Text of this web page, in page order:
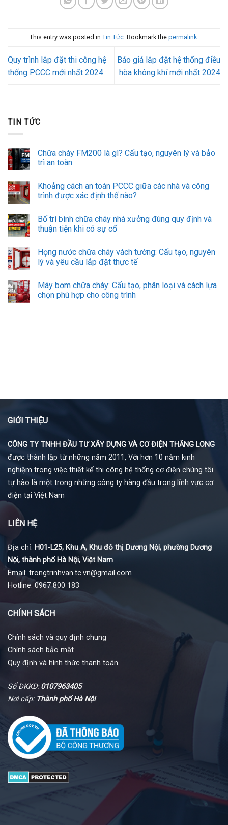
This entry was posted in Tin Tức . Bookmark the permalink
Quy trình lắp đặt thi công hệ
thống PCCC mới nhất 2024
Báo giá lắp đặt hệ thống điều
hòa không khí mới nhất 2024
TIN TỨC
Chữa cháy FM200 là gì? Cấu tạo, nguyên lý và bảo
trì an toàn
Khoảng cách an toàn PCCC giữa các nhà và công
trình được xác định thế nào?
Bố trí bình chữa cháy nhà xưởng đúng quy định và
thuận tiện khi có sự cố
Họng nước chữa cháy vách tường: Cấu tạo, nguyên
lý và yêu cầu lắp đặt thực tế
Máy bơm chữa cháy: Cấu tạo, phân loại và cách lựa
chọn phù hợp cho công trình
GIỚI THIỆU
CÔNG TY TNHH ĐẦU TƯ XÂY DỰNG VÀ CƠ ĐIỆN THĂNG LONG
được thành lập từ những năm 2011, Với hơn 10 năm kinh
nghiệm trong việc thiết kế thi công hệ thống cơ điện chúng tôi
tự hào là một trong những công ty hàng đầu trong lĩnh vực cơ
điện tại Việt Nam
LIÊN HỆ
Địa chỉ: H01-L25, Khu A, Khu đô thị Dương Nội, phường Dương
Nội, thành phố Hà Nội, Việt Nam
Email: trongtrinhvan.tc.vn@gmail.com
Hotline: 0967 800 183
CHÍNH SÁCH
Chính sách và quy định chung
Chính sách bảo mật
Quy định và hình thức thanh toán
Số ĐKKD:0107963405
Nơi cấp: Thành phố Hà Nội